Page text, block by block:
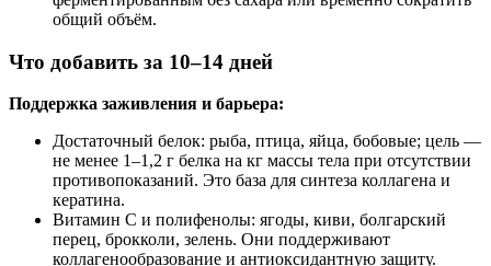
общий объём.
Что добавить за 10–14 дней
Поддержка заживления и барьера:
Достаточный белок: рыба, птица, яйца, бобовые; цель —
не менее 1–1,2 г белка на кг массы тела при отсутствии
противопоказаний. Это база для синтеза коллагена и
кератина.
Витамин С и полифенолы: ягоды, киви, болгарский
перец, брокколи, зелень. Они поддерживают
коллагенообразование и антиоксидантную защиту.